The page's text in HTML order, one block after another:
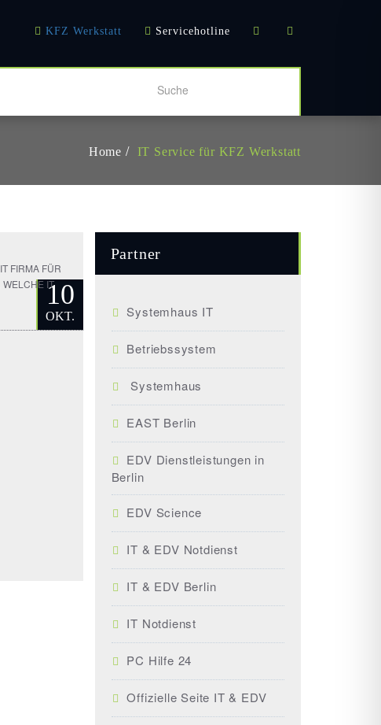
KFZ Werkstatt Servicehotline
Home IT Service für KFZ Werkstatt
IT FIRMA FÜR
WELCHE IT10
OKT.
Partner
Systemhaus IT
Betriebssystem
Systemhaus
EAST Berlin
EDV Dienstleistungen in
Berlin
EDV Science
IT & EDV Notdienst
IT & EDV Berlin
IT Notdienst
PC Hilfe 24
Offizielle Seite IT & EDV